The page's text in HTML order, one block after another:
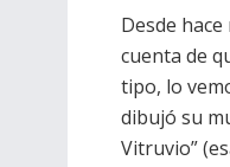
Desde
cuenta de
tipo, lo
dibujó su
Vitruvio”